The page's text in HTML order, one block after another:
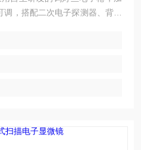
，搭配二次电子探测器、背散